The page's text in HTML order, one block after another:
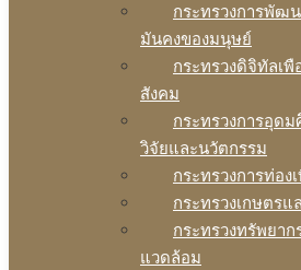
กระทรวงการพัฒ
มันคงของมนุษย์
กระทรวงดิจิทัลเพื
สังคม
กระทรวงการอุด
วิจัยและนวัตกรรม
กระทรวงการท่อง
กระทรวงเกษตร
กระทรวงทรัพยา
แวดล้อม